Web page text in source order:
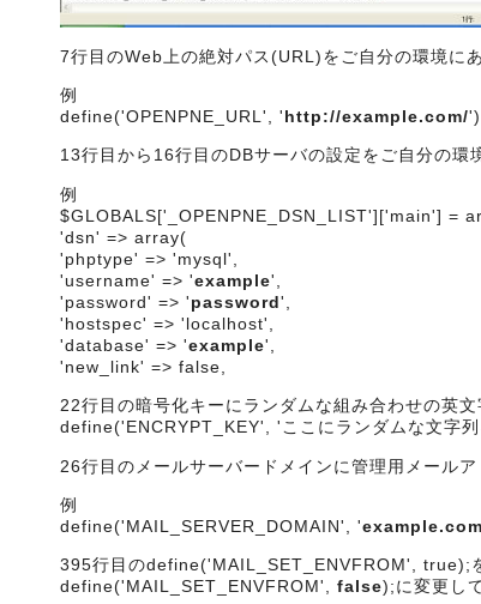
7行目のWeb上の絶対パス(URL)をご自分の環境に
例
define('OPENPNE_URL', 'http://example.com/
13行目から16行目のDBサーバの設定をご自分の
例
$GLOBALS['_OPENPNE_DSN_LIST']['main'] =
'dsn' => array(
'phptype' => 'mysql',
'username' => 'example',
'password' => 'password',
'hostspec' => 'localhost',
'database' => 'example',
'new_link' => false,
22行目の暗号化キーにランダムな組み合わせの英
define('ENCRYPT_KEY', 'ここにランダムな文字
26行目のメールサーバードメインに管理用メール
例
define('MAIL_SERVER_DOMAIN', '
395行目のdefine('MAIL_SET_ENVFROM', true);
define('MAIL_SET_ENVFROM',false);に変更し